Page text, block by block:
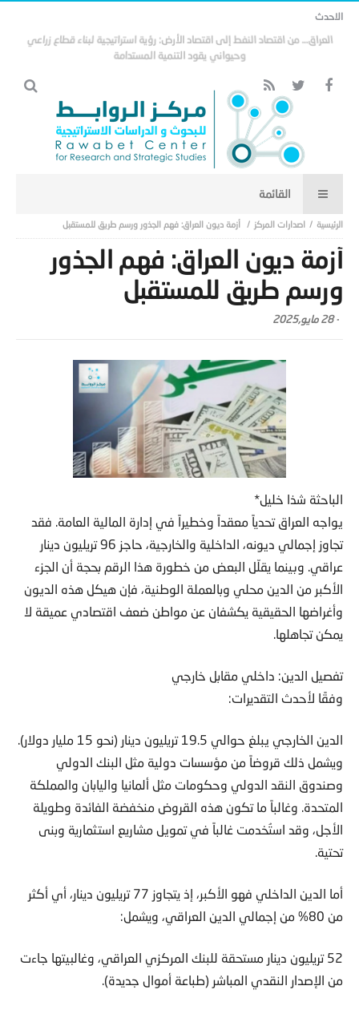
الاحدث
العراق… من اقتصاد النفط إلى اقتصاد الأرض: رؤية استراتيجية لبناء قطاع زراعي
وحيواني يقود التنمية المستدامة
اصدارات المركز أزمة ديون العراق: فهم الجذور ورسم طريق للمستقبل
أزمة ديون العراق: فهم الجذور
ورسم طريق للمستقبل
-28 مايو,2025
الباحثة شذا خليل*
يواجه العراق تحدياً معقداً وخطيراً في إدارة المالية العامة. فقد
تجاوز إجمالي ديونه، الداخلية والخارجية، حاجز 96 تريليون دينار
عراقي. وبينما يقلّل البعض من خطورة هذا الرقم بحجة أن الجزء
الأكبر من الدين محلي وبالعملة الوطنية، فإن هيكل هذه الديون
وأغراضها الحقيقية يكشفان عن مواطن ضعف اقتصادي عميقة لا
يمكن تجاهلها.
تفصيل الدين: داخلي مقابل خارجي
وفقًا لأحدث التقديرات:
الدين الخارجي يبلغ حوالي 19.5 تريليون دينار (نحو 15 مليار دولار).
ويشمل ذلك قروضاً من مؤسسات دولية مثل البنك الدولي
وصندوق النقد الدولي وحكومات مثل ألمانيا واليابان والمملكة
المتحدة. وغالباً ما تكون هذه القروض منخفضة الفائدة وطويلة
الأجل، وقد استُخدمت غالباً في تمويل مشاريع استثمارية وبنى
تحتية.
أما الدين الداخلي فهو الأكبر، إذ يتجاوز 77 تريليون دينار، أي أكثر
من 80% من إجمالي الدين العراقي، ويشمل:
52 تريليون دينار مستحقة للبنك المركزي العراقي، وغالبيتها جاءت
من الإصدار النقدي المباشر (طباعة أموال جديدة).